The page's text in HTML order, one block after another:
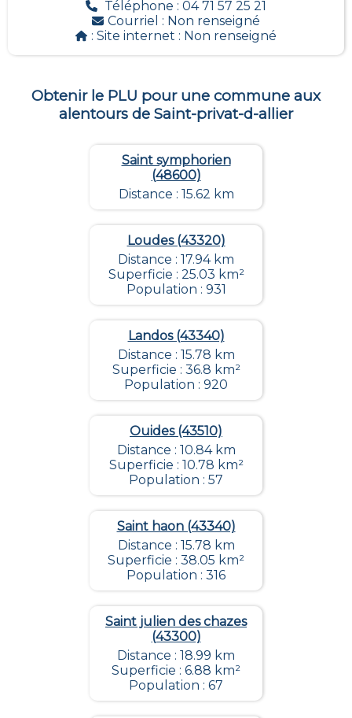
Téléphone : 04 71 57 25 21
Courriel : Non renseigné
: Site internet : Non renseigné
Obtenir le PLU pour une commune aux
alentours de Saint-privat-d-allier
Saint symphorien
(48600)
Distance : 15.62 km
Loudes (43320)
Distance : 17.94 km
Superficie : 25.03 km²
Population : 931
Landos (43340)
Distance : 15.78 km
Superficie : 36.8 km²
Population : 920
Ouides (43510)
Distance : 10.84 km
Superficie : 10.78 km²
Population : 57
Saint haon (43340)
Distance : 15.78 km
Superficie : 38.05 km²
Population : 316
Saint julien des chazes
(43300)
Distance : 18.99 km
Superficie : 6.88 km²
Population : 67